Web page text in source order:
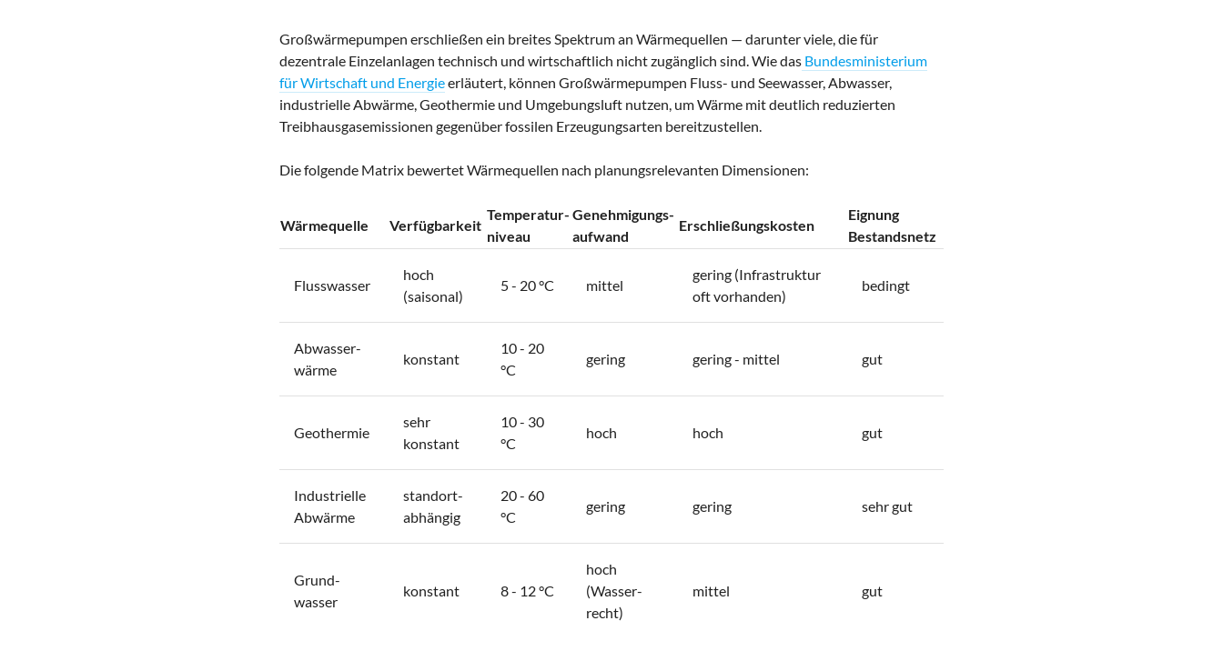
Großwärmepumpen erschließen ein breites Spektrum an Wärmequellen — darunter viele, die für
dezentrale Einzelanlagen technisch und wirtschaftlich nicht zugänglich sind. Wie das Bundesministerium
für Wirtschaft und Energieerläutert, können Großwärmepumpen Fluss- und Seewasser, Abwasser,
industrielle Abwärme, Geothermie und Umgebungsluft nutzen, um Wärme mit deutlich reduzierten
Treibhausgasemissionen gegenüber fossilen Erzeugungsarten bereitzustellen.
Die folgende Matrix bewertet Wärmequellen nach planungsrelevanten Dimensionen:
Wärmequelle Verfügbarkeit
Temperatur-
niveau
Genehmigungs-
aufwand
Erschließungskosten
Eignung
Bestandsnetz
Flusswasser
hoch
(saisonal)
5 - 20 °C mittel
gering (Infrastruktur
oft vorhanden)
bedingt
Abwasser-
wärme
konstant
10 - 20
°C
gering gering - mittel gut
Geothermie
sehr
konstant
10 - 30
°C
hoch hoch gut
Industrielle
Abwärme
standort-
abhängig
20 - 60
°C
gering gering sehr gut
Grund-
wasser
konstant 8 - 12 °C
hoch
(Wasser-
recht)
mittel gut